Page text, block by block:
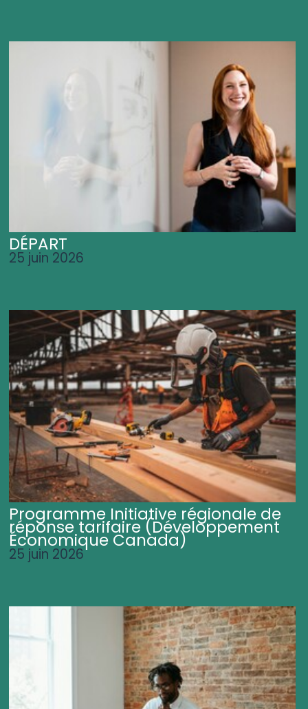
DÉPART
25 juin 2026
Programme Initiative régionale de
réponse tarifaire (Développement
Économique Canada)
25 juin 2026